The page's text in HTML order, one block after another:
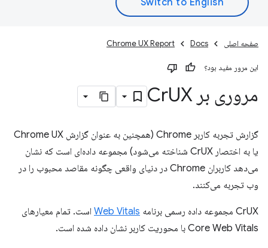
صفحه اصلی Docs
Chrome UX Report
این مرور مفید بود؟
مروری بر Cr UX
گزارش تجربه کاربر Chrome (همچنین به عنوان گزارش Chrome UX
یا به اختصار CrUX شناخته می‌شود) مجموعه داده‌ای است که نشان
می‌دهد کاربران Chrome در دنیای واقعی چگونه مقاصد محبوب را در
وب تجربه می‌کنند.
CrUX مجموعه داده رسمی برنامه Web Vitals است. تمام معیارهای
Core Web Vitals با محوریت کاربر نشان داده شده است.